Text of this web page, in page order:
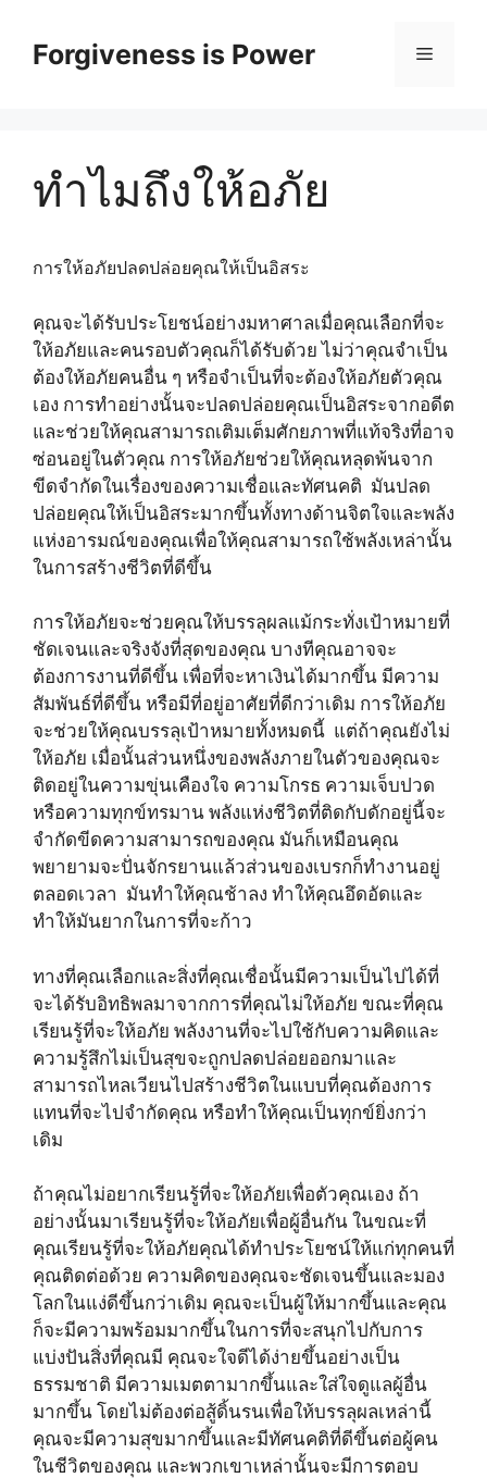
contentForgiveness is Power Menu
ทำไมถึงให้อภัย
การให้อภัยปลดปล่อยคุณให้เป็นอิสระ
คุณจะได้รับประโยชน์อย่างมหาศาลเมื่อคุณเลือกที่จะ
ให้อภัยและคนรอบตัวคุณก็ได้รับด้วย ไม่ว่าคุณจำเป็น
ต้องให้อภัยคนอื่น ๆ หรือจำเป็นที่จะต้องให้อภัยตัวคุณ
เอง การทำอย่างนั้นจะปลดปล่อยคุณเป็นอิสระจากอดีต
และช่วยให้คุณสามารถเติมเต็มศักยภาพที่แท้จริงที่อาจ
ซ่อนอยู่ในตัวคุณ การให้อภัยช่วยให้คุณหลุดพ้นจาก
ขีดจำกัดในเรื่องของความเชื่อและทัศนคติ มันปลด
ปล่อยคุณให้เป็นอิสระมากขึ้นทั้งทางด้านจิตใจและพลัง
แห่งอารมณ์ของคุณเพื่อให้คุณสามารถใช้พลังเหล่านั้น
ในการสร้างชีวิตที่ดีขึ้น
การให้อภัยจะช่วยคุณให้บรรลุผลแม้กระทั่งเป้าหมายที่
ชัดเจนและจริงจังที่สุดของคุณ บางทีคุณอาจจะ
ต้องการงานที่ดีขึ้น เพื่อที่จะหาเงินได้มากขึ้น มีความ
สัมพันธ์ที่ดีขึ้น หรือมีที่อยู่อาศัยที่ดีกว่าเดิม การให้อภัย
จะช่วยให้คุณบรรลุเป้าหมายทั้งหมดนี้ แต่ถ้าคุณยังไม่
ให้อภัย เมื่อนั้นส่วนหนึ่งของพลังภายในตัวของคุณจะ
ติดอยู่ในความขุ่นเคืองใจ ความโกรธ ความเจ็บปวด
หรือความทุกข์ทรมาน พลังแห่งชีวิตที่ติดกับดักอยู่นี้จะ
จำกัดขีดความสามารถของคุณ มันก็เหมือนคุณ
พยายามจะปั่นจักรยานแล้วส่วนของเบรกก็ทำงานอยู่
ตลอดเวลา มันทำให้คุณช้าลง ทำให้คุณอึดอัดและ
ทำให้มันยากในการที่จะก้าว
ทางที่คุณเลือกและสิ่งที่คุณเชื่อนั้นมีความเป็นไปได้ที่
จะได้รับอิทธิพลมาจากการที่คุณไม่ให้อภัย ขณะที่คุณ
เรียนรู้ที่จะให้อภัย พลังงานที่จะไปใช้กับความคิดและ
ความรู้สึกไม่เป็นสุขจะถูกปลดปล่อยออกมาและ
สามารถไหลเวียนไปสร้างชีวิตในแบบที่คุณต้องการ
แทนที่จะไปจำกัดคุณ หรือทำให้คุณเป็นทุกข์ยิ่งกว่า
เดิม
ถ้าคุณไม่อยากเรียนรู้ที่จะให้อภัยเพื่อตัวคุณเอง ถ้า
อย่างนั้นมาเรียนรู้ที่จะให้อภัยเพื่อผู้อื่นกัน ในขณะที่
คุณเรียนรู้ที่จะให้อภัยคุณได้ทำประโยชน์ให้แก่ทุกคนที่
คุณติดต่อด้วย ความคิดของคุณจะชัดเจนขึ้นและมอง
โลกในแง่ดีขึ้นกว่าเดิม คุณจะเป็นผู้ให้มากขึ้นและคุณ
ก็จะมีความพร้อมมากขึ้นในการที่จะสนุกไปกับการ
แบ่งปันสิ่งที่คุณมี คุณจะใจดีได้ง่ายขึ้นอย่างเป็น
ธรรมชาติ มีความเมตตามากขึ้นและใส่ใจดูแลผู้อื่น
มากขึ้น โดยไม่ต้องต่อสู้ดิ้นรนเพื่อให้บรรลุผลเหล่านี้
คุณจะมีความสุขมากขึ้นและมีทัศนคติที่ดีขึ้นต่อผู้คน
ในชีวิตของคุณ และพวกเขาเหล่านั้นจะมีการตอบ